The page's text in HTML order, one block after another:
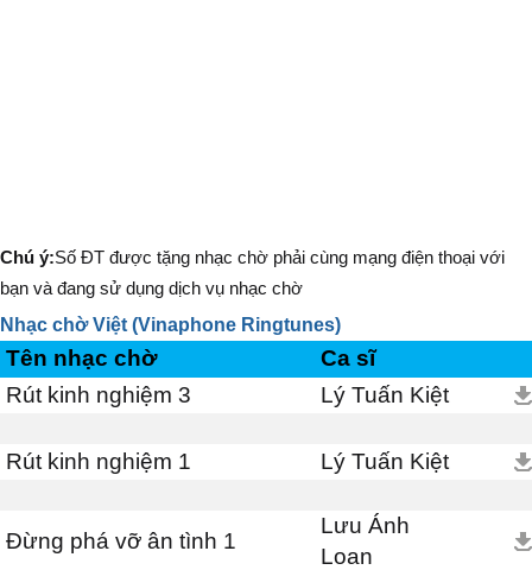
Chú ý:Số ĐT được tặng nhạc chờ phải cùng mạng điện thoại với
bạn và đang sử dụng dịch vụ nhạc chờ
Nhạc chờ Việt (Vinaphone Ringtunes)
Tên nhạc chờ
Ca sĩ
Rút kinh nghiệm 3
Lý Tuấn Kiệt
Rút kinh nghiệm 1 Lý Tuấn Kiệt
Đừng phá vỡ ân tình 1
Lưu Ánh
Loan